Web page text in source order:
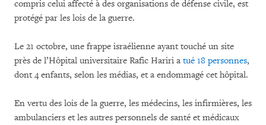
compris celui affecté à des organisations de défense civile, est
protégé par les lois de la guerre.
Le 21 octobre, une frappe israélienne ayant touché un site
près de l’Hôpital universitaire Rafic Hariri a tué 18 personnes,
dont 4 enfants, selon les médias, et a endommagé cet hôpital.
En vertu des lois de la guerre, les médecins, les infirmières, les
ambulanciers et les autres personnels de santé et médicaux